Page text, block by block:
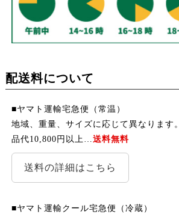
配送料について
■ヤマト運輸宅急便（常温）
地域、重量、サイズに応じて異なります。
品代10,800円以上…送料無料
送料の詳細はこちら
■ヤマト運輸クール宅急便（冷蔵）